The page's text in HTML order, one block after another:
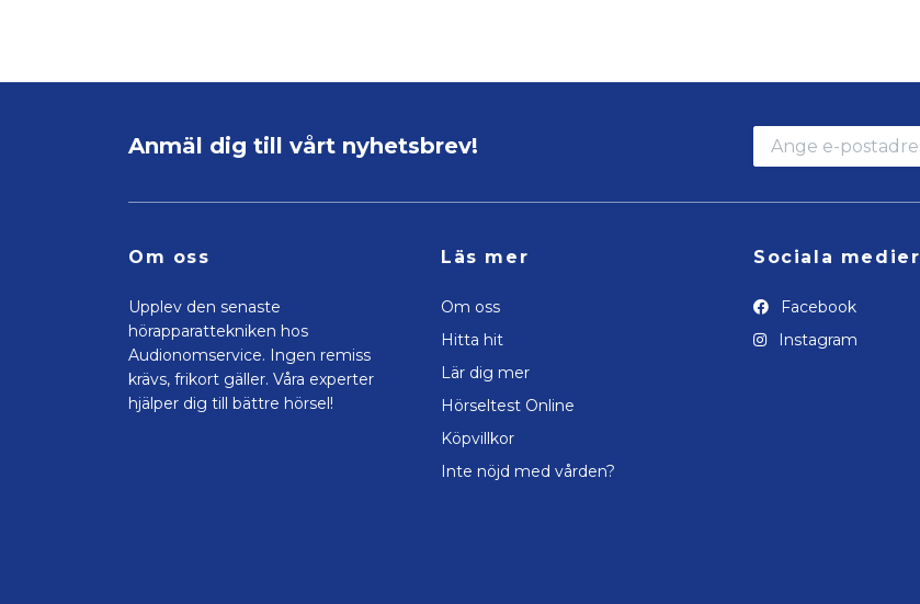
Anmäl dig till vårt nyhetsbrev!
Om oss
Upplev den senaste
hörapparattekniken hos
Audionomservice. Ingen remiss
krävs, frikort gäller. Våra experter
hjälper dig till bättre hörsel!
Läs mer
Om oss
Hitta hit
Lär dig mer
Hörseltest Online
Köpvillkor
Inte nöjd med vården?
Sociala medier
Facebook
Instagram